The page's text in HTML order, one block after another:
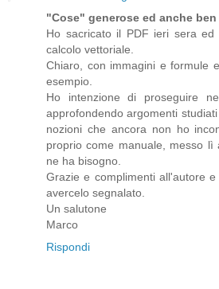
"Cose" generose ed anche ben
Ho sacricato il PDF ieri sera
calcolo vettoriale.
Chiaro, con immagini e formule
esempio.
Ho intenzione di proseguire
approfondendo argomenti
nozioni che ancora non ho
proprio come manuale, messo lì
ne ha bisogno.
Grazie e complimenti all'autore
avercelo segnalato.
Un salutone
Marco
Rispondi